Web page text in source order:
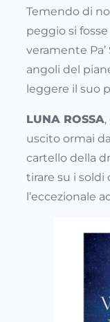
Temendo di
peggio si
veramente
angoli del
leggere il suo
LUNA ROSSA
uscito ormai
cartello della
tirare su i
l’eccezionale